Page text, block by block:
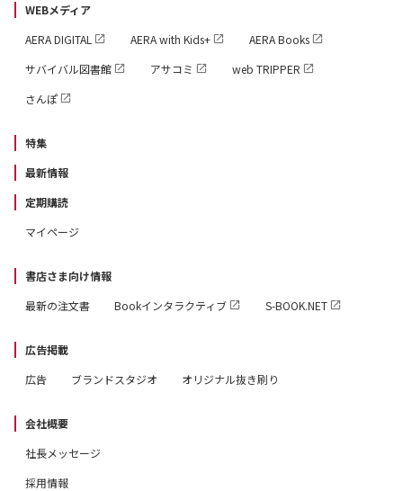
WEBメディア
AERA DIGITAL
AERA with Kids+
AERA Books
サバイバル図書館
アサコミ
web TRIPPER
さんぽ
特集
最新情報
定期購読
マイページ
書店さま向け情報
最新の注文書
Bookインタラクティブ S-BOOK.NET
広告掲載
広告
ブランドスタジオ オリジナル抜き刷り
会社概要
社長メッセージ
採用情報